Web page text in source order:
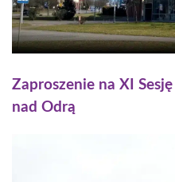
Zaproszenie na XI
nad Odrą